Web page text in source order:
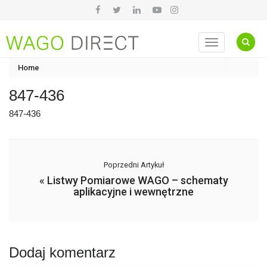
Toggle
Home
847-436
847-436
Poprzedni Artykuł
« Listwy Pomiarowe WAGO – schematy
aplikacyjne i wewnętrzne
Dodaj komentarz